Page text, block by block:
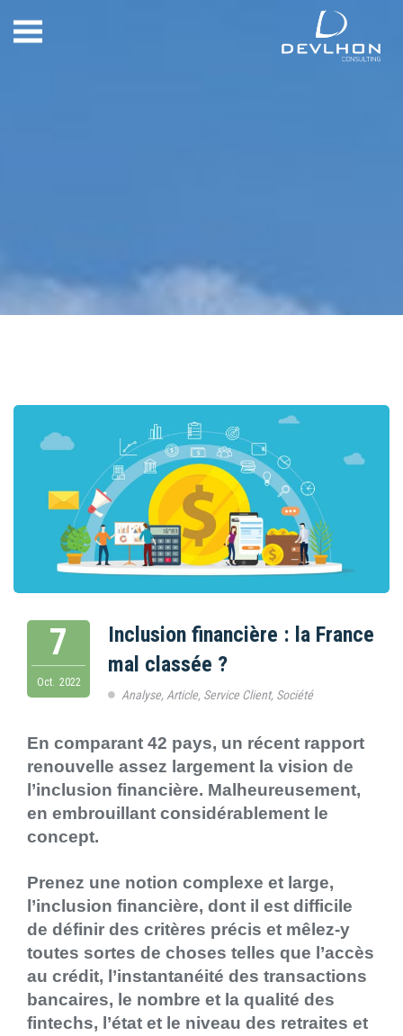
7
Oct. 2022
Inclusion financière : la France
mal classée ?
Analyse, Article, Service Client, Société
En comparant 42 pays, un récent rapport
renouvelle assez largement la vision de
l’inclusion financière. Malheureusement,
en embrouillant considérablement le
concept.
Prenez une notion complexe et large,
l’inclusion financière, dont il est difficile
de définir des critères précis et mêlez-y
toutes sortes de choses telles que l’accès
au crédit, l’instantanéité des transactions
bancaires, le nombre et la qualité des
fintechs, l’état et le niveau des retraites et